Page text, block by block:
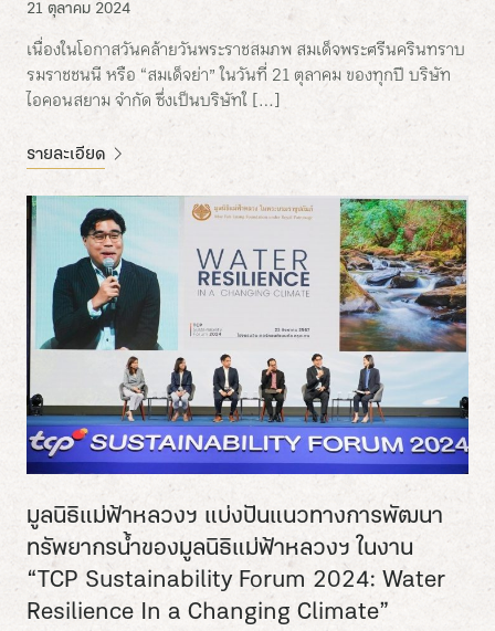
21 ตุลาคม 2024
เนื่องในโอกาสวันคล้ายวันพระราชสมภพ สมเด็จพระศรีนครินทราบ
รมราชชนนี หรือ “สมเด็จย่า” ในวันที่ 21 ตุลาคม ของทุกปี บริษัท
ไอคอนสยาม จำกัด ซึ่งเป็นบริษัทใ […]
รายละเอียด
มูลนิธิแม่ฟ้าหลวงฯ แบ่งปันแนวทางการพัฒนา
ทรัพยากรน้ำของมูลนิธิแม่ฟ้าหลวงฯ ในงาน
“TCP Sustainability Forum 2024: Water
Resilience In a Changing Climate”